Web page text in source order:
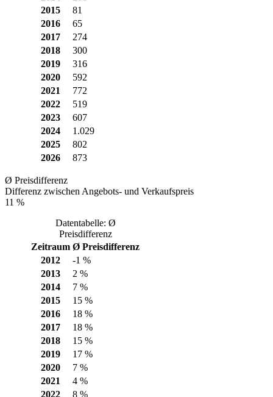
2015
81
2016
65
2017
274
2018
300
2019
316
2020
592
2021
772
2022
519
2023
607
2024
1.029
2025
802
2026
873
Ø Preisdifferenz
Differenz zwischen Angebots- und Verkaufspreis
11 %
Datentabelle: Ø
Preisdifferenz
Zeitraum Ø Preisdifferenz
2012
-1 %
2013
2 %
2014
7 %
2015
15 %
2016
18 %
2017
18 %
2018
15 %
2019
17 %
2020
7 %
2021
4 %
2022
8 %